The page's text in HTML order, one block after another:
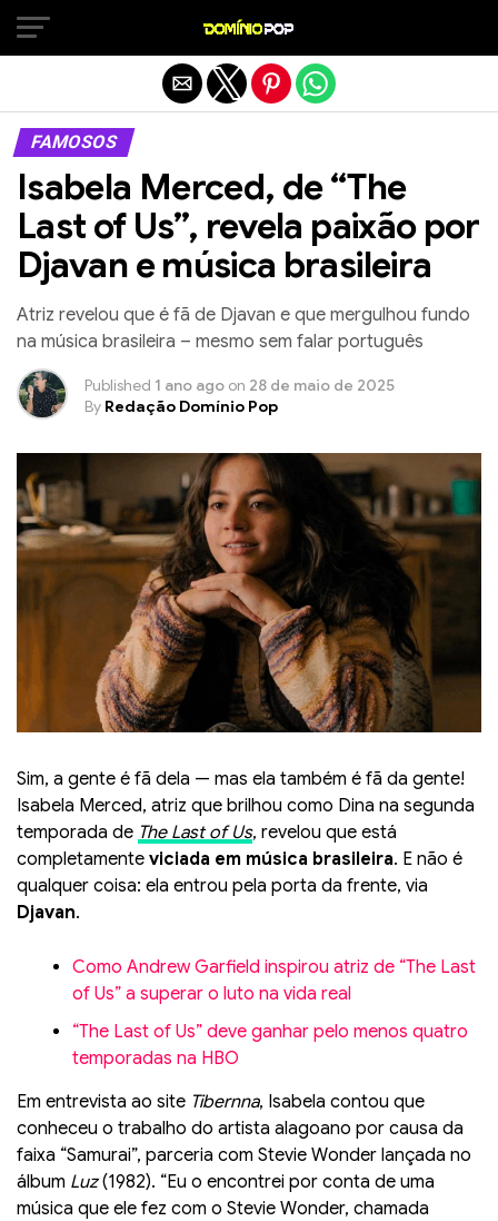
FAMOSOS
Isabela Merced, de “The
Last of Us”, revela paixão por
Djavan e música brasileira
Atriz revelou que é fã de Djavan e que mergulhou fundo
na música brasileira – mesmo sem falar português
Published 1 ano ago on 28 de maio de 2025
By Redação Domínio Pop
Sim, a gente é fã dela — mas ela também é fã da gente!
Isabela Merced, atriz que brilhou como Dina na segunda
temporada de The Last of Us, revelou que está
completamente viciada em música brasileira. E não é
qualquer coisa: ela entrou pela porta da frente, via
Djavan.
Como Andrew Garfield inspirou atriz de “The Last
of Us” a superar o luto na vida real
“The Last of Us” deve ganhar pelo menos quatro
temporadas na HBO
Em entrevista ao site Tibernna, Isabela contou que
conheceu o trabalho do artista alagoano por causa da
faixa “Samurai”, parceria com Stevie Wonder lançada no
álbum Luz(1982). “Eu o encontrei por conta de uma
música que ele fez com o Stevie Wonder, chamada
Sair da versão mobile